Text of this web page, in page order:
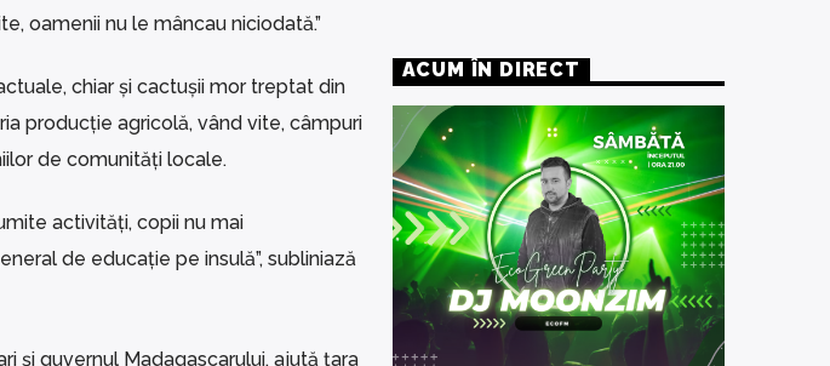
oamenii nu le mâncau niciodată.”
chiar și cactușii mor treptat din
producție agricolă, vând vite, câmpuri
de comunități locale.
activități, copii nu mai
de educație pe insulă”, subliniază
și guvernul Madagascarului, ajută țara
ACUM ÎN DIRECT